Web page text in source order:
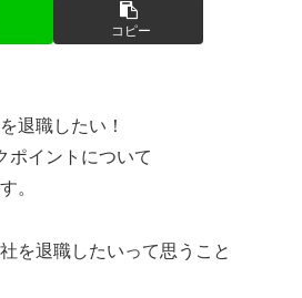
コピー
退職したい！
ポイントについて
。
を退職したいって思うこと